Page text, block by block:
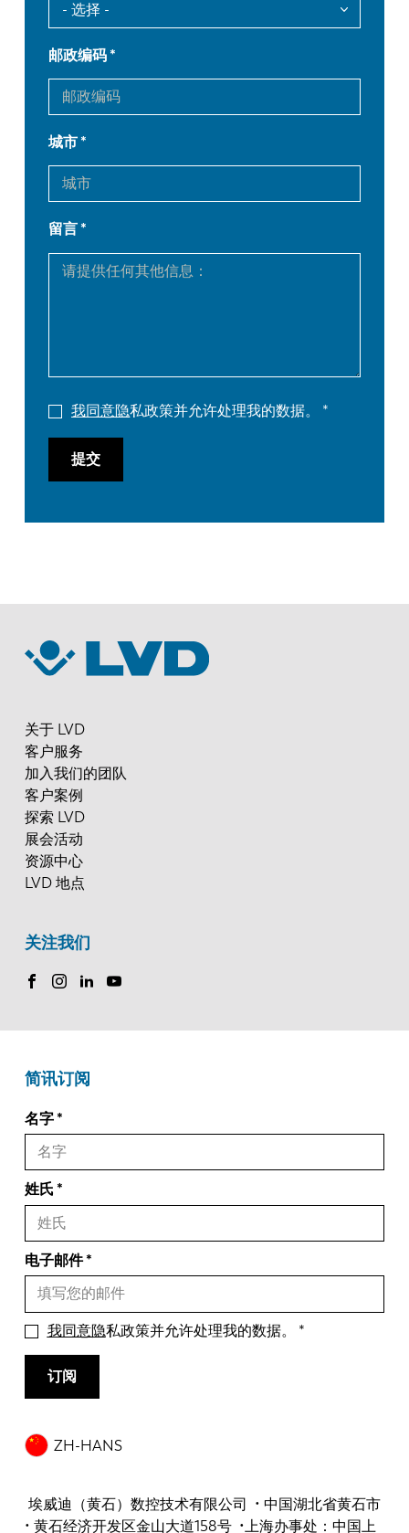
邮政编码
城市
留言
我同意隐私政策并允许处理我的数据。
提交
关于 LVD
客户服务
加入我们的团队
客户案例
探索 LVD
展会活动
资源中心
LVD 地点
关注我们
ZH-HANS
埃威迪（黄石）数控技术有限公司 • 中国湖北省黄石市
• 黄石经济开发区金山大道158号 •上海办事处：中国上
简讯订阅
名字
姓氏
电子邮件
我同意隐私政策并允许处理我的数据。
订阅